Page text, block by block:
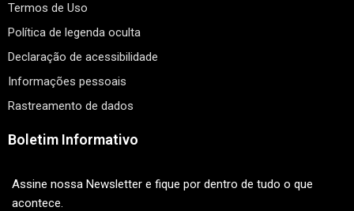
Termos de Uso
Política de legenda oculta
Declaração de acessibilidade
Informações pessoais
Rastreamento de dados
Boletim Informativo
Assine nossa Newsletter e fique por dentro de tudo o que
acontece.